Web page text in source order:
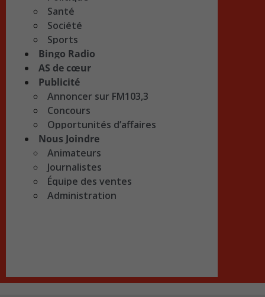
Santé
Société
Sports
Bingo Radio
AS de cœur
Publicité
Annoncer sur FM103,3
Concours
Opportunités d’affaires
Nous Joindre
Animateurs
Journalistes
Équipe des ventes
Administration